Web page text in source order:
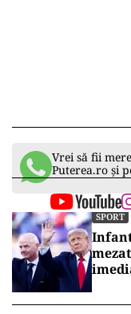
Vrei să fii
Puterea.ro și
SPORT